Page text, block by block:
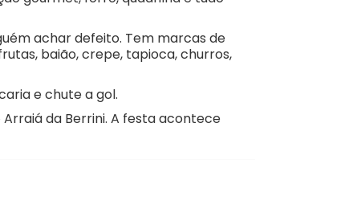
achar defeito. Tem marcas de
baião, crepe, tapioca, churros,
e chute a gol.
da Berrini. A festa acontece